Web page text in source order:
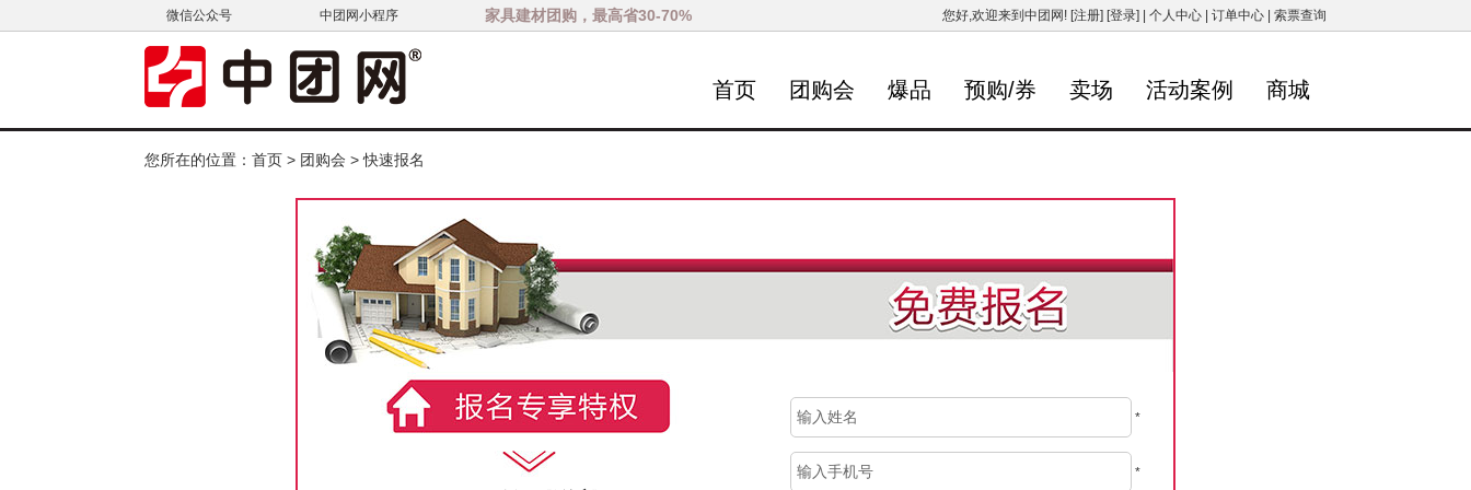
微信公众号 中团网小程序 家具建材团购，最高省30-70% 您好,欢迎来到中团网! [注册] [登录] 个人中心 订单中心 索票查询
首页 团购会 爆品 预购/券 卖场 活动案例 商城
您所在的位置： 首页 > 团购会 > 快速报名
*
*